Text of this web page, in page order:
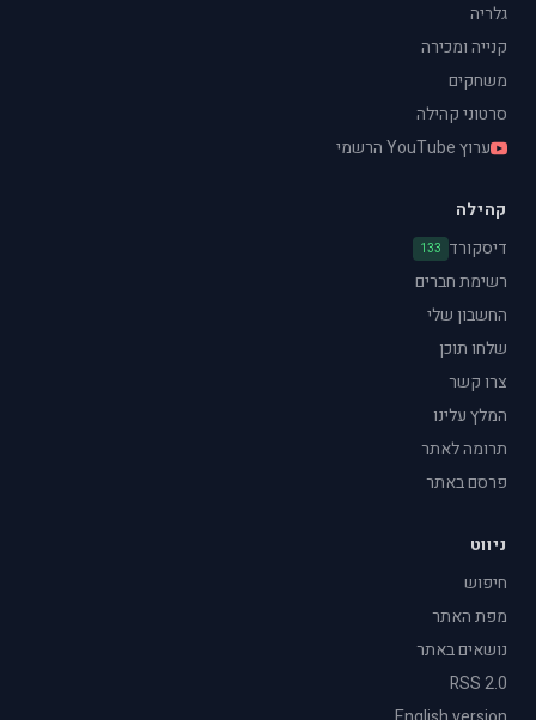
גלריה
קנייה ומכירה
משחקים
סרטוני קהילה
ערוץ YouTube הרשמי
קהילה
דיסקורד 133
רשימת חברים
החשבון שלי
שלחו תוכן
צרו קשר
המלץ עלינו
תרומה לאתר
פרסם באתר
ניווט
חיפוש
מפת האתר
נושאים באתר
RSS 2.0